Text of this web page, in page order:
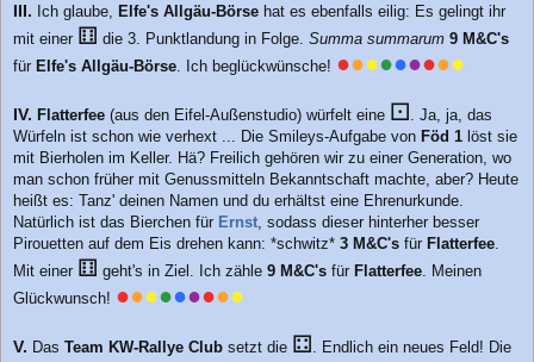
III. Ich glaube, Elfe's Allgäu-Börse hat es ebenfalls eilig: Es gelingt ihr
mit einer ⚅ die 3. Punktlandung in Folge. Summa summarum 9 M&C's
für Elfe's Allgäu-Börse. Ich beglückwünsche! ●●●●●●●●●
IV. Flatterfee (aus den Eifel-Außenstudio) würfelt eine ⚀. Ja, ja, das
Würfeln ist schon wie verhext ... Die Smileys-Aufgabe von Föd 1 löst sie
mit Bierholen im Keller. Hä? Freilich gehören wir zu einer Generation, wo
man schon früher mit Genussmitteln Bekanntschaft machte, aber? Heute
heißt es: Tanz' deinen Namen und du erhältst eine Ehrenurkunde.
Natürlich ist das Bierchen für Ernst, sodass dieser hinterher besser
Pirouetten auf dem Eis drehen kann: *schwitz* 3 M&C's für Flatterfee.
Mit einer ⚅ geht's in Ziel. Ich zähle 9 M&C's für Flatterfee. Meinen
Glückwunsch! ●●●●●●●●●
V. Das Team KW-Rallye Club setzt die ⚃. Endlich ein neues Feld! Die